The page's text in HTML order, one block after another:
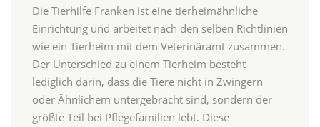
Die Tierhilfe Franken ist eine tierheimähnliche
Einrichtung und arbeitet nach den selben Richtlinien
wie ein Tierheim mit dem Veterinäramt zusammen.
Der Unterschied zu einem Tierheim besteht
lediglich darin, dass die Tiere nicht in Zwingern
oder Ähnlichem untergebracht sind, sondern der
größte Teil bei Pflegefamilien lebt. Diese